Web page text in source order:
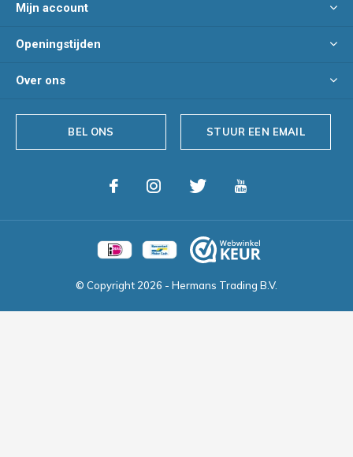
Mijn account
Openingstijden
Over ons
BEL ONS STUUR EEN EMAIL
© Copyright 2026 - Hermans Trading B.V.